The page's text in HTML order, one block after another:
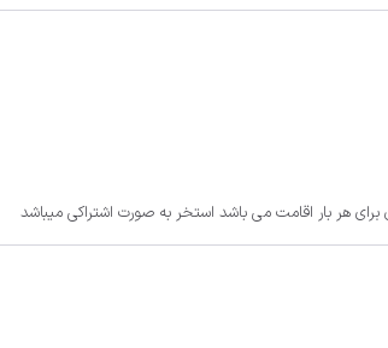
هر بار اقامت می باشد استخر به صورت اشتراکی میباشد